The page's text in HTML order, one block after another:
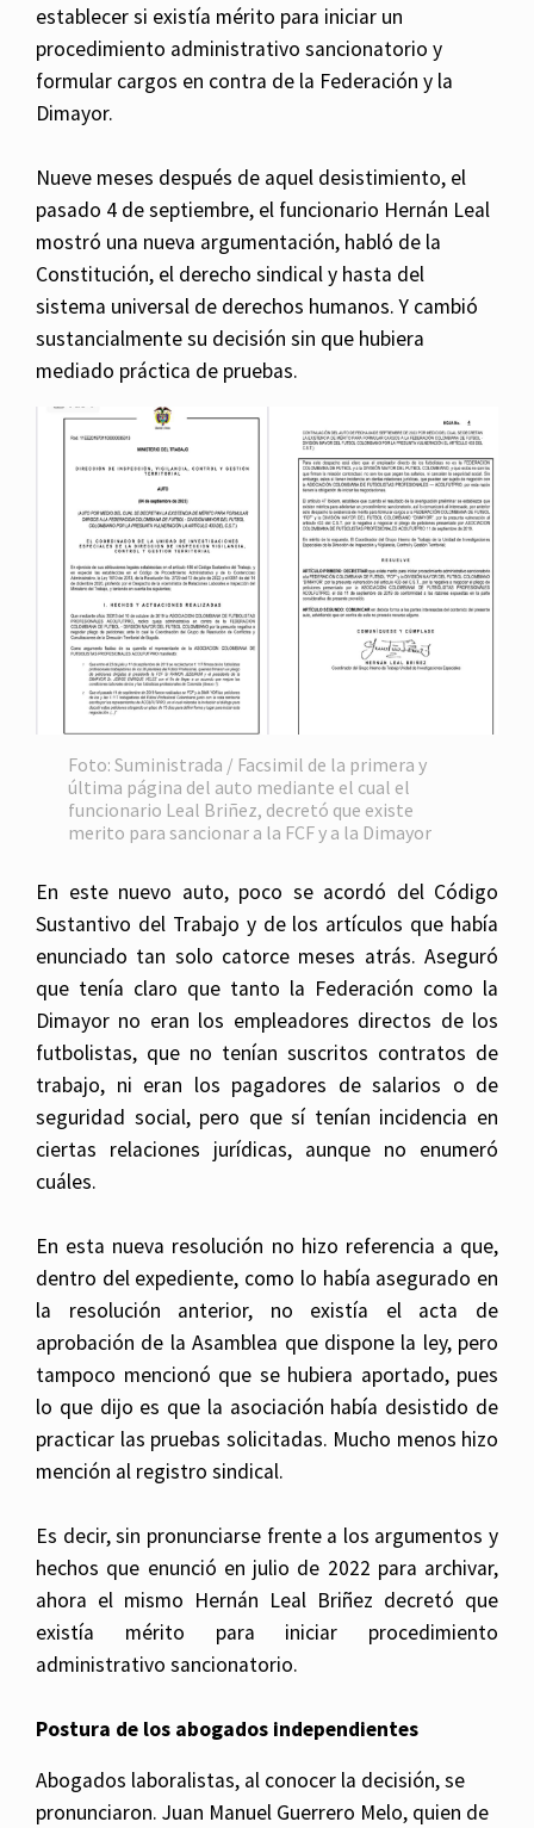
establecer si existía mérito para iniciar un
procedimiento administrativo sancionatorio y
formular cargos en contra de la Federación y la
Dimayor.
Nueve meses después de aquel desistimiento, el
pasado 4 de septiembre, el funcionario Hernán Leal
mostró una nueva argumentación, habló de la
Constitución, el derecho sindical y hasta del
sistema universal de derechos humanos. Y cambió
sustancialmente su decisión sin que hubiera
mediado práctica de pruebas.
Foto: Suministrada / Facsimil de la primera y
última página del auto mediante el cual el
funcionario Leal Briñez, decretó que existe
merito para sancionar a la FCF y a la Dimayor
En este nuevo auto, poco se acordó del Código
Sustantivo del Trabajo y de los artículos que había
enunciado tan solo catorce meses atrás. Aseguró
que tenía claro que tanto la Federación como la
Dimayor no eran los empleadores directos de los
futbolistas, que no tenían suscritos contratos de
trabajo, ni eran los pagadores de salarios o de
seguridad social, pero que sí tenían incidencia en
ciertas relaciones jurídicas, aunque no enumeró
cuáles.
En esta nueva resolución no hizo referencia a que,
dentro del expediente, como lo había asegurado en
la resolución anterior, no existía el acta de
aprobación de la Asamblea que dispone la ley, pero
tampoco mencionó que se hubiera aportado, pues
lo que dijo es que la asociación había desistido de
practicar las pruebas solicitadas. Mucho menos hizo
mención al registro sindical.
Es decir, sin pronunciarse frente a los argumentos y
hechos que enunció en julio de 2022 para archivar,
ahora el mismo Hernán Leal Briñez decretó que
existía mérito para iniciar procedimiento
administrativo sancionatorio.
Postura de los abogados independientes
Abogados laboralistas, al conocer la decisión, se
pronunciaron. Juan Manuel Guerrero Melo, quien de